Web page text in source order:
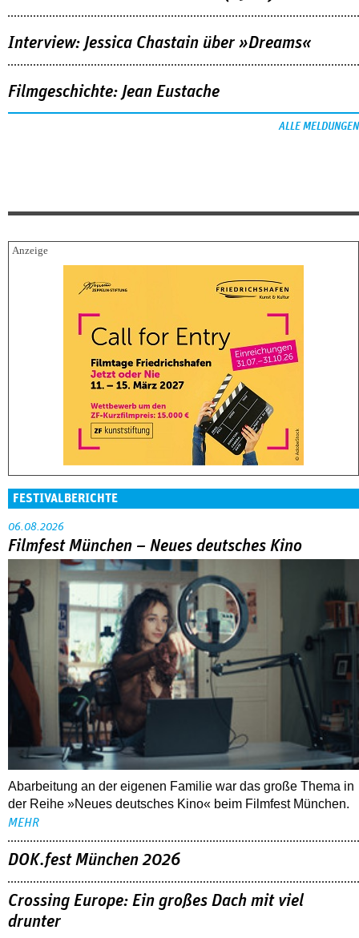
Interview: Jessica Chastain über »Dreams«
Filmgeschichte: Jean Eustache
ALLE MELDUNGEN
FESTIVALBERICHTE
Filmfest München – Neues deutsches Kino
Abarbeitung an der eigenen Familie war das große Thema in
der Reihe »Neues deutsches Kino« beim Filmfest München.
MEHR
DOK.fest München 2026
Crossing Europe: Ein großes Dach mit viel
drunter
Great Expectations: British Postwar Cinema
1945–1960
ALLE FESTIVALBERICHTE